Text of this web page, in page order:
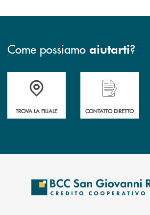
Come possiamo aiutarti?
Accedi all' elenco completo delle filiali della
TROVA LA FILIALE
Hai bisogno di
CONTATTO DIRETTO